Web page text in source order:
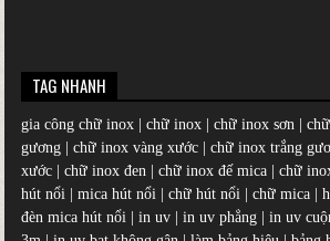
TAG NHANH
gia công chữ inox |chữ inox |chữ inox sơn |
gương |chữ inox vàng xước |chữ inox trắng
xước |chữ inox đen |chữ inox đế mica |chữ
hút nổi |mica hút nổi |chữ hút nổi |chữ mica |
đèn mica hút nổi |in uv |in uv phẳng |in uv